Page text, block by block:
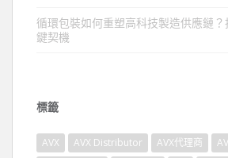
循環包裝如何重塑高科技製造供應鏈
鍵契機
標籤
AVX AVX Distributor AVX代理商